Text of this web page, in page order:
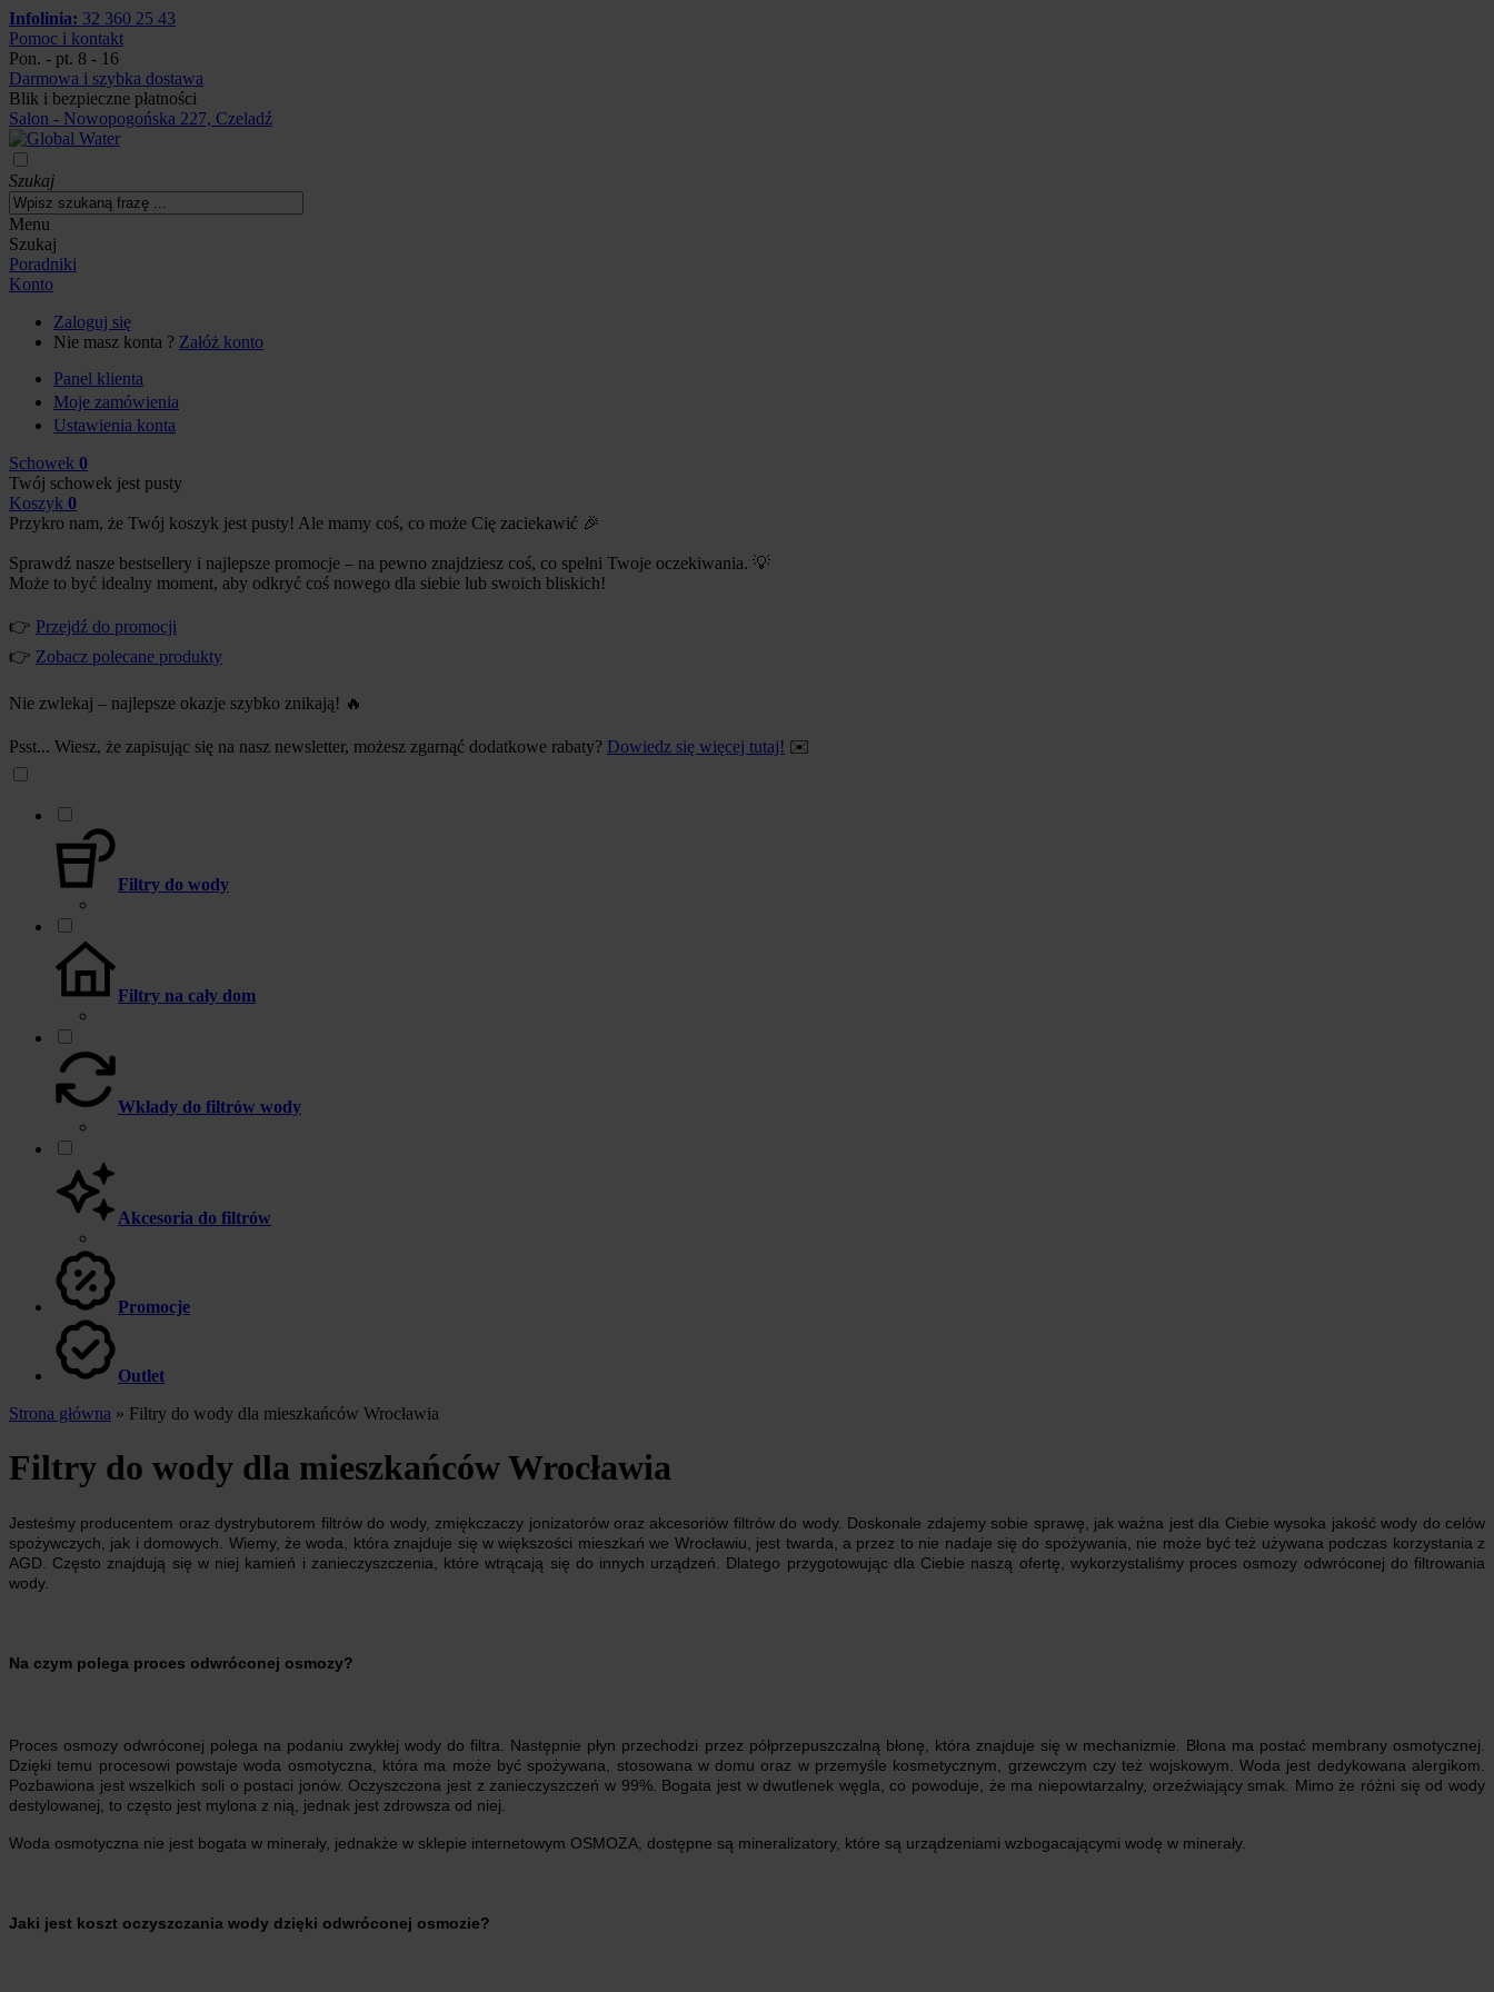
Infolinia: 32 360 25 43
Pomoc i kontakt
Pon. - pt. 8 - 16
Darmowa i szybka dostawa
Blik i bezpieczne płatności
Salon - Nowopogońska 227, Czeladź
Szukaj
Menu
Szukaj
Poradniki
Konto
Zaloguj się
Nie masz konta ? Załóż konto
Panel klienta
Moje zamówienia
Ustawienia konta
Schowek 0
Twój schowek jest pusty
Koszyk 0
Przykro nam, że Twój koszyk jest pusty! Ale mamy coś, co może Cię zaciekawić 🎉
Sprawdź nasze bestsellery i najlepsze promocje – na pewno znajdziesz coś, co spełni Twoje oczekiwania. 💡
Może to być idealny moment, aby odkryć coś nowego dla siebie lub swoich bliskich!
👉 Przejdź do promocji
👉 Zobacz polecane produkty
Nie zwlekaj – najlepsze okazje szybko znikają! 🔥
Psst... Wiesz, że zapisując się na nasz newsletter, możesz zgarnąć dodatkowe rabaty? Dowiedz się więcej tutaj! ✉️
Filtry do wody
Filtry na cały dom
Wkłady do filtrów wody
Akcesoria do filtrów
Promocje
Outlet
Strona główna » Filtry do wody dla mieszkańców Wrocławia
Filtry do wody dla mieszkańców Wrocławia
Jesteśmy producentem oraz dystrybutorem filtrów do wody, zmiękczaczy jonizatorów oraz akcesoriów filtrów do wody. Doskonale zdajemy sobie sprawę, jak ważna jest dla Ciebie wysoka jakość wody do celów
spożywczych, jak i domowych. Wiemy, że woda, która znajduje się w większości mieszkań we Wrocławiu, jest twarda, a przez to nie nadaje się do spożywania, nie może być też używana podczas korzystania z
AGD. Często znajdują się w niej kamień i zanieczyszczenia, które wtrącają się do innych urządzeń. Dlatego przygotowując dla Ciebie naszą ofertę, wykorzystaliśmy proces osmozy odwróconej do filtrowania
wody.
Na czym polega proces odwróconej osmozy?
Proces osmozy odwróconej polega na podaniu zwykłej wody do filtra. Następnie płyn przechodzi przez półprzepuszczalną błonę, która znajduje się w mechanizmie. Błona ma postać membrany osmotycznej.
Dzięki temu procesowi powstaje woda osmotyczna, która ma może być spożywana, stosowana w domu oraz w przemyśle kosmetycznym, grzewczym czy też wojskowym. Woda jest dedykowana alergikom.
Pozbawiona jest wszelkich soli o postaci jonów. Oczyszczona jest z zanieczyszczeń w 99%. Bogata jest w dwutlenek węgla, co powoduje, że ma niepowtarzalny, orzeźwiający smak. Mimo że różni się od wody
destylowanej, to często jest mylona z nią, jednak jest zdrowsza od niej.
Woda osmotyczna nie jest bogata w minerały, jednakże w sklepie internetowym OSMOZA, dostępne są mineralizatory, które są urządzeniami wzbogacającymi wodę w minerały.
Jaki jest koszt oczyszczania wody dzięki odwróconej osmozie?